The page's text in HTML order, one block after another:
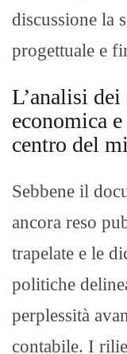
discussione la
progettuale e
L’analisi
economica
centro del
Sebbene il
ancora reso
trapelate e le
politiche
perplessità
contabile. I